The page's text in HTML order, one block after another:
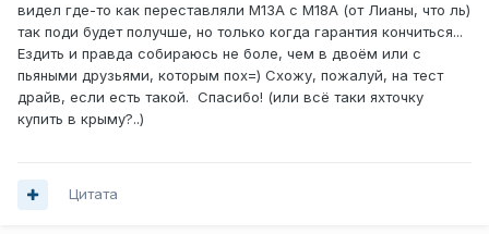
видел где-то как переставляли М13А с М18А (от Лианы, что ль)
так поди будет получше, но только когда гарантия кончиться...
Ездить и правда собираюсь не боле, чем в двоём или с
пьяными друзьями, которым пох=) Схожу, пожалуй, на тест
драйв, если есть такой. Спасибо! (или всё таки яхточку
купить в крыму?..)
Цитата